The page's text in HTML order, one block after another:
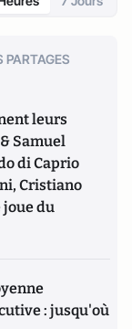
PARTAGES
leurs
Samuel
di Caprio
Cristiano
du
: jusqu'où